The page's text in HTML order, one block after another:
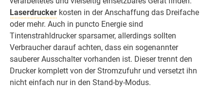
Laserdrucker kosten in der Anschaffung das Dreifache
oder mehr. Auch in puncto Energie sind
Tintenstrahldrucker sparsamer, allerdings sollten
Verbraucher darauf achten, dass ein sogenannter
sauberer Ausschalter vorhanden ist. Dieser trennt den
Drucker komplett von der Stromzufuhr und versetzt ihn
nicht einfach nur in den Stand-by-Modus.